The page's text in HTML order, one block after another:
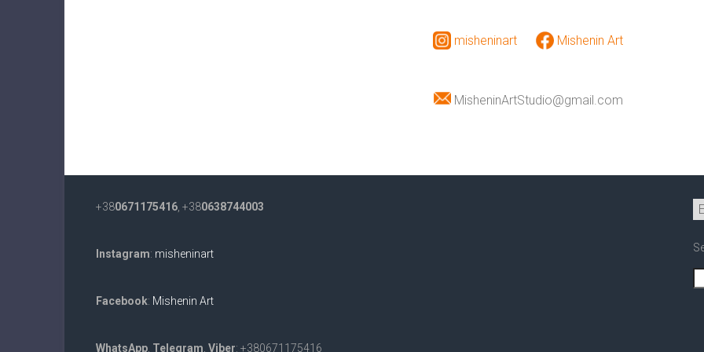
misheninart Mishenin Art
MisheninArtStudio@gmail.com
+380671175416 , +380638744003
Instagram: misheninart
Facebook: Mishenin Art
WhatsApp Telegram Viber: +380671175416